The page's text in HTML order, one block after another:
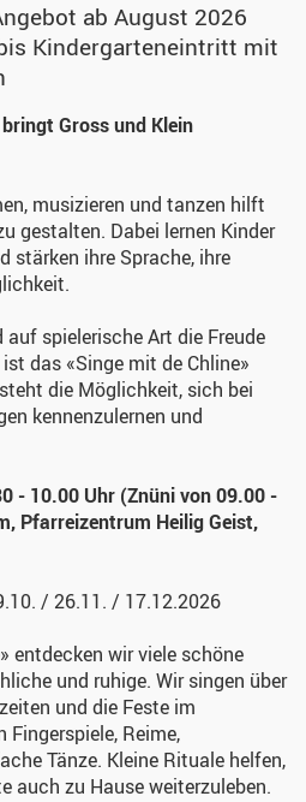
ab August 2026
Kindergarteneintritt mit
Gross und Klein
musizieren und tanzen hilft
gestalten. Dabei lernen Kinder
stärken ihre Sprache, ihre
spielerische Art die Freude
das «Singe mit de Chline»
die Möglichkeit, sich bei
kennenzulernen und
- 10.00 Uhr (Znüni von 09.00 -
Pfarreizentrum Heilig Geist,
/ 26.11. / 17.12.2026
entdecken wir viele schöne
und ruhige. Wir singen über
und die Feste im
Fingerspiele, Reime,
Tänze. Kleine Rituale helfen,
auch zu Hause weiterzuleben.